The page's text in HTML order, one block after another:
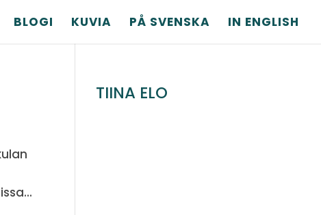
BLOGI KUVIA PÅ SVENSKA IN ENGLISH
TIINA ELO